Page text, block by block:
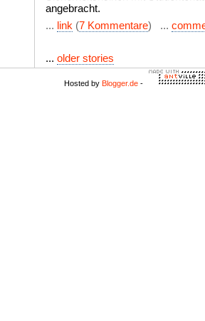
angebracht.
... link (7 Kommentare) ...
... older stories
Hosted by Blogger.de -